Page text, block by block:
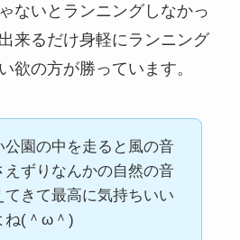
ないとランニングしなかっ
来るだけ身軽にランニング
欲の方が勝っています。
公園の中を走ると風の音
えずりなんかの自然の音
てきて最高に気持ちいい
ね(＾ω＾)